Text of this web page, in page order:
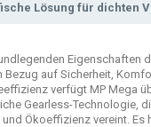
Lösung für dichten
Eigenschaften
Bezug auf Sicherheit,
verfügt MP Mega
Gearless-Technologie,
Ökoeffizienz vereint. Es